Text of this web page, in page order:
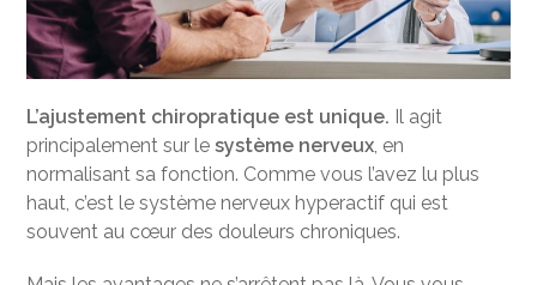
L’ajustement chiropratique est unique. Il agit
principalement sur lesystème nerveux, en
normalisant sa fonction. Comme vous l’avez lu plus
haut, c’est le système nerveux hyperactif qui est
souvent au cœur des douleurs chroniques.